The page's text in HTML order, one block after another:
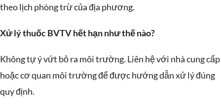
theo lịch phòng trừ của địa phương.
Xử lý thuốc BVTV hết hạn như thế nào?
Không tự ý vứt bỏ ra môi trường. Liên hệ với nhà cung cấp
hoặc cơ quan môi trường để được hướng dẫn xử lý đúng
quy định.